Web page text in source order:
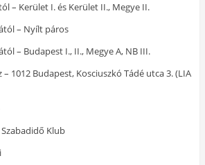
– Kerület I. és Kerület II., Megye II.
– Nyílt páros
– Budapest I., II., Megye A, NB III.
1012 Budapest, Kosciuszkó Tádé utca 3. (LIA
Klub